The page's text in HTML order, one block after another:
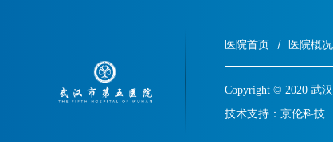
医院首页 医院概况
Copyright © 2020 武
技术支持： 京伦科技